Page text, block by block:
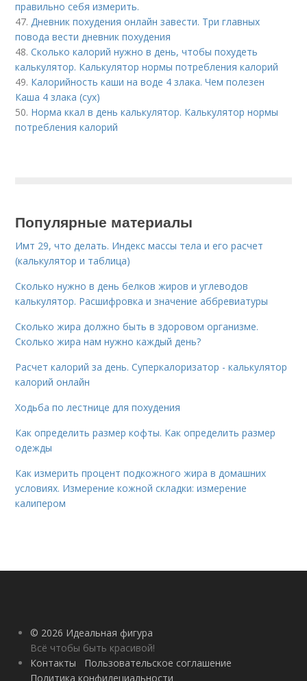
правильно себя измерить.
47.Дневник похудения онлайн завести. Три главных
повода вести дневник похудения
48.Сколько калорий нужно в день, чтобы похудеть
калькулятор. Калькулятор нормы потребления калорий
49. Калорийность каши на воде 4 злака. Чем полезен
Каша 4 злака (сух)
50. Норма ккал в день калькулятор. Калькулятор нормы
потребления калорий
Популярные материалы
Имт 29, что делать. Индекс массы тела и его расчет
(калькулятор и таблица)
Сколько нужно в день белков жиров и углеводов
калькулятор. Расшифровка и значение аббревиатуры
Сколько жира должно быть в здоровом организме.
Сколько жира нам нужно каждый день?
Расчет калорий за день. Суперкалоризатор - калькулятор
калорий онлайн
Ходьба по лестнице для похудения
Как определить размер кофты. Как определить размер
одежды
Как измерить процент подкожного жира в домашних
условиях. Измерение кожной складки: измерение
калипером
© 2026 Идеальная фигура
Всё чтобы быть красивой!
Контакты
Пользовательское соглашение
Политика конфидециальности